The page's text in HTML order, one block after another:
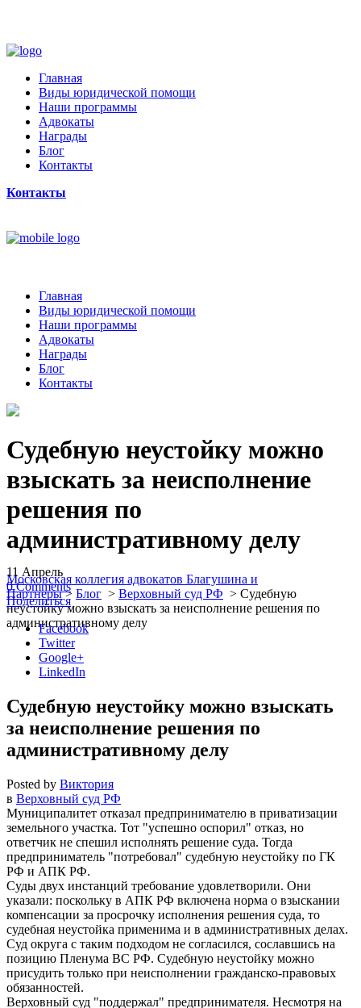
Главная
Виды юридической помощи
Наши программы
Адвокаты
Награды
Блог
Контакты
Контакты
Главная
Виды юридической помощи
Наши программы
Адвокаты
Награды
Блог
Контакты
Судебную неустойку можно
взыскать за неисполнение
решения по
административному делу
Московская коллегия адвокатов Благушина и
Партнеры> Блог > Верховный суд РФ > Судебную
неустойку можно взыскать за неисполнение решения по
административному делу
11 Апрель
0 Comments
Поделиться
Facebook
Twitter
Google+
LinkedIn
Судебную неустойку можно взыскать
за неисполнение решения по
административному делу
Posted by Виктория
в Верховный суд РФ
Муниципалитет отказал предпринимателю в приватизации
земельного участка. Тот
успешно оспорил
отказ, но
ответчик не спешил исполнять решение суда. Тогда
предприниматель
потребовал
судебную неустойку по ГК
РФ и АПК РФ.
Суды двух инстанций требование удовлетворили. Они
указали: поскольку в АПК РФ включена норма о взыскании
компенсации за просрочку исполнения решения суда, то
судебная неустойка применима и в административных делах.
Суд округа с таким подходом не согласился, сославшись на
позицию Пленума ВС РФ. Судебную неустойку можно
присудить только при неисполнении гражданско-правовых
обязанностей.
Верховный суд
поддержал
предпринимателя. Несмотря на